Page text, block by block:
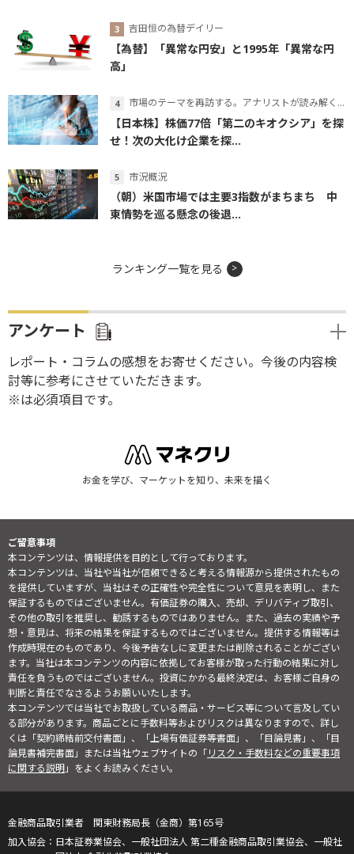
吉田恒の為替デイリー
【為替】「異常な円安」と1995年「異常な円
高」
市場のテーマを再訪する。アナリストが読み解くテーマの本質
【日本株】株価77倍「第二のキオクシア」を探
せ！次の大化け企業を探...
市況概況
（朝）米国市場では主要3指数がまちまち 中
東情勢を巡る懸念の後退...
ランキング一覧を見る
アンケート
レポート・コラムの感想をお寄せください。今後の内容検
討等に参考にさせていただきます。
※は必須項目です。
お金を学び、マーケットを知り、未来を描く
ご留意事項
本コンテンツは、情報提供を目的として行っております。
本コンテンツは、当社や当社が信頼できると考える情報源から提供されたもの
を提供していますが、当社はその正確性や完全性について意見を表明し、また
保証するものではございません。有価証券の購入、売却、デリバティブ取引、
その他の取引を推奨し、勧誘するものではありません。また、過去の実績や予
想・意見は、将来の結果を保証するものではございません。提供する情報等は
作成時現在のものであり、今後予告なしに変更または削除されることがござい
ます。当社は本コンテンツの内容に依拠してお客様が取った行動の結果に対し
責任を負うものではございません。投資にかかる最終決定は、お客様ご自身の
判断と責任でなさるようお願いいたします。
本コンテンツでは当社でお取扱している商品・サービス等について言及してい
る部分があります。商品ごとに手数料等およびリスクは異なりますので、詳し
くは「契約締結前交付書面」、「上場有価証券等書面」、「目論見書」、「目
論見書補完書面」または当社ウェブサイトの「リスク・手数料などの重要事項
に関する説明」をよくお読みください。
金融商品取引業者 関東財務局長（金商）第165号
日本証券業協会、一般社団法人 第二種金融商品取引業協会、一般社